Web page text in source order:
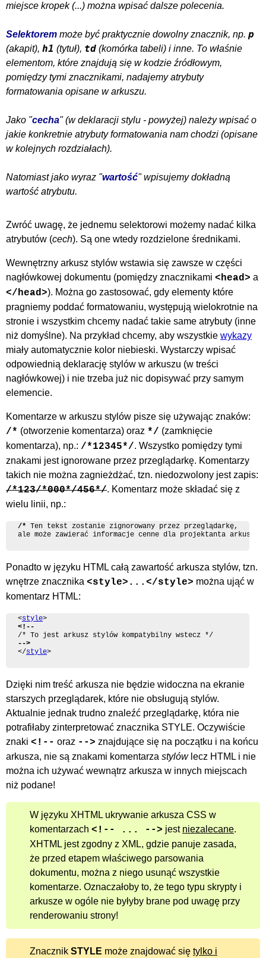
miejsce kropek (...) można wpisać dalsze polecenia.
Selektorem może być praktycznie dowolny znacznik, np. p
(akapit), h1 (tytuł), td (komórka tabeli) i inne. To właśnie
elementom, które znajdują się w kodzie źródłowym,
pomiędzy tymi znacznikami, nadajemy atrybuty
formatowania opisane w arkuszu.
Jako "cecha" (wdeklaracji stylu - powyżej) należy wpisać o
jakie konkretnie atrybuty formatowania nam chodzi (opisane
w kolejnych rozdziałach).
Natomiast jako wyraz "wartość" wpisujemy dokładną
wartość atrybutu.
Zwróć uwagę, że jednemu selektorowi możemy nadać kilka
atrybutów (cech). Są one wtedy rozdzielone średnikami.
Wewnętrzny arkusz stylów wstawia się zawsze w części
nagłówkowej dokumentu (pomiędzy znacznikami <head> a
</head>). Można go zastosować, gdy elementy które
pragniemy poddać formatowaniu, występują wielokrotnie na
stronie i wszystkim chcemy nadać takie same atrybuty (inne
niż domyślne). Na przykład chcemy, aby wszystkie wykazy
miały automatycznie kolor niebieski. Wystarczy wpisać
odpowiednią deklarację stylów w arkuszu (w treści
nagłówkowej) i nie trzeba już nic dopisywać przy samym
elemencie.
Komentarze w arkuszu stylów pisze się używając znaków:
/* (otworzenie komentarza) oraz */ (zamknięcie
komentarza), np.: /*12345*/. Wszystko pomiędzy tymi
znakami jest ignorowane przez przeglądarkę. Komentarzy
takich nie można zagnieżdżać, tzn. niedozwolony jest zapis:
/*123/*000*/456*/. Komentarz może składać się z
wielu linii, np.:
/* Ten tekst zostanie zignorowany przez przeglądarkę,
ale może zawierać informacje cenne dla projektanta arkusza
Ponadto w języku HTML całą zawartość arkusza stylów, tzn.
wnętrze znacznika <style>...</style> można ująć w
komentarz HTML:
<style
<!--
-->
</style>
Dzięki nim treść arkusza nie będzie widoczna na ekranie
starszych przeglądarek, które nie obsługują stylów.
Aktualnie jednak trudno znaleźć przeglądarkę, która nie
potrafiłaby zinterpretować znacznika STYLE. Oczywiście
znaki <!-- oraz --> znajdujące się na początku i na końcu
arkusza, nie są znakami komentarza stylówlecz HTML i nie
można ich używać wewnątrz arkusza w innych miejscach
niż podane!
W języku XHTML ukrywanie arkusza CSS w
komentarzach <!-- ... --> jest niezalecane.
XHTML jest zgodny z XML, gdzie panuje zasada,
że przed etapem właściwego parsowania
dokumentu, można z niego usunąć wszystkie
komentarze. Oznaczałoby to, że tego typu skrypty i
arkusze w ogóle nie byłyby brane pod uwagę przy
renderowaniu strony!
Znacznik STYLE może znajdować się tylko i